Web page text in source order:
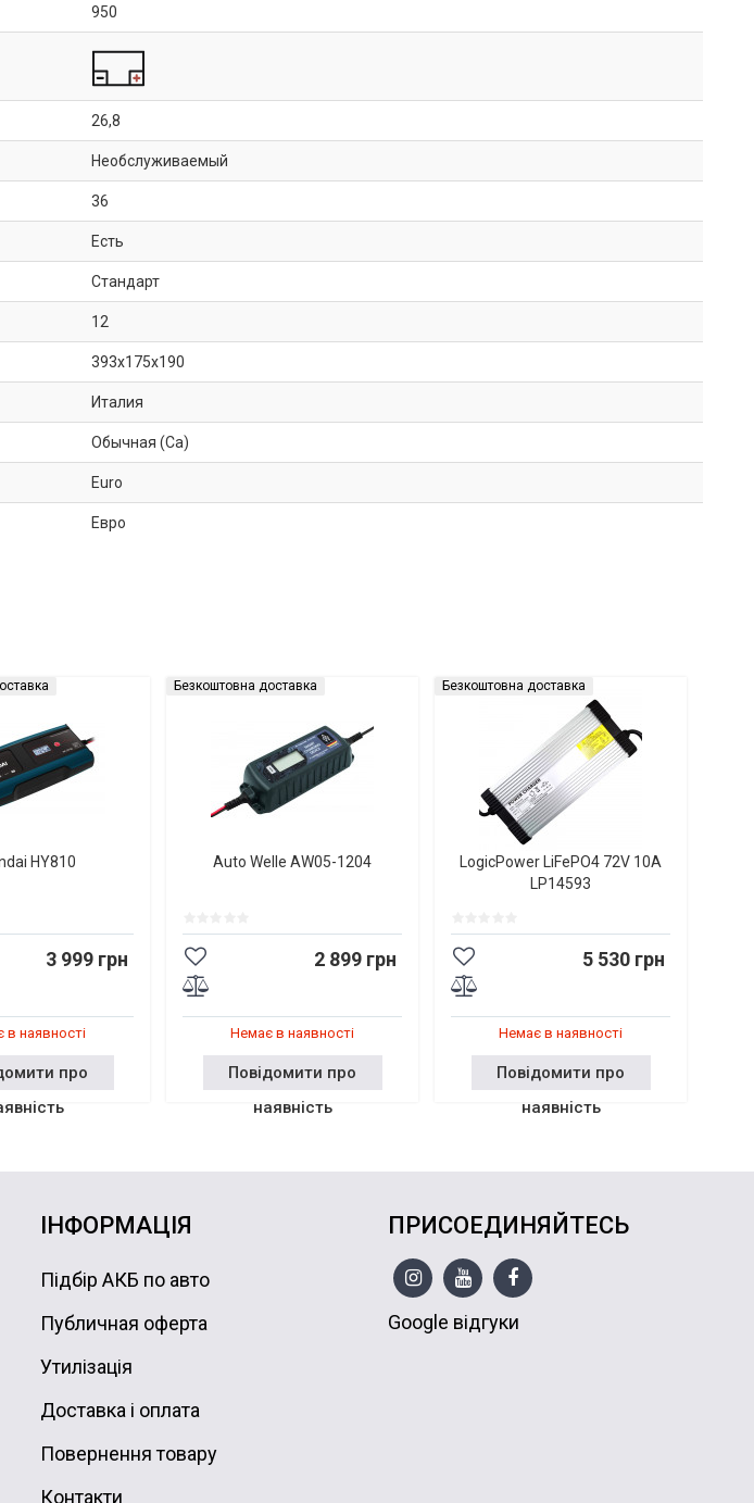
950
26,8
Необслуживаемый
36
Есть
Стандарт
12
393x175x190
Италия
Обычная (Ca)
Euro
Евро
HY810
3 999 грн
в наявності
про
Безкоштовна доставка
Auto Welle AW05-1204
2 899 грн
Немає в наявності
Повідомити про
наявність
Безкоштовна доставка
LogicPower LiFePO4 72V 10A
LP14593
5 530 грн
Немає в наявності
Повідомити про
наявність
ІНФОРМАЦІЯ
Підбір АКБ по авто
Публичная оферта
Утилізація
Доставка і оплата
Повернення товару
Контакти
ПРИСОЕДИНЯЙТЕСЬ
Google відгуки